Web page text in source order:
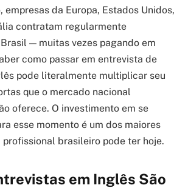
da Europa, Estados Unidos,
contratam regularmente
— muitas vezes pagando em
como passar em entrevista de
pode literalmente multiplicar seu
que o mercado nacional
oferece. O investimento em se
esse momento é um dos maiores
profissional brasileiro pode ter hoje.
em Inglês São